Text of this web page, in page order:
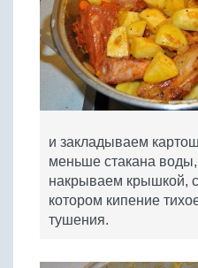
и закладываем
меньше стакана
накрываем крышкой,
котором кипение
тушения.